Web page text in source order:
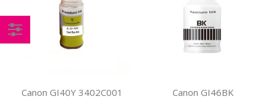
Canon GI40Y 3402C001
Canon GI46BK
Comprar